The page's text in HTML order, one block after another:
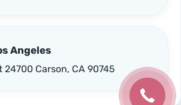
Angeles
24700 Carson, CA 90745